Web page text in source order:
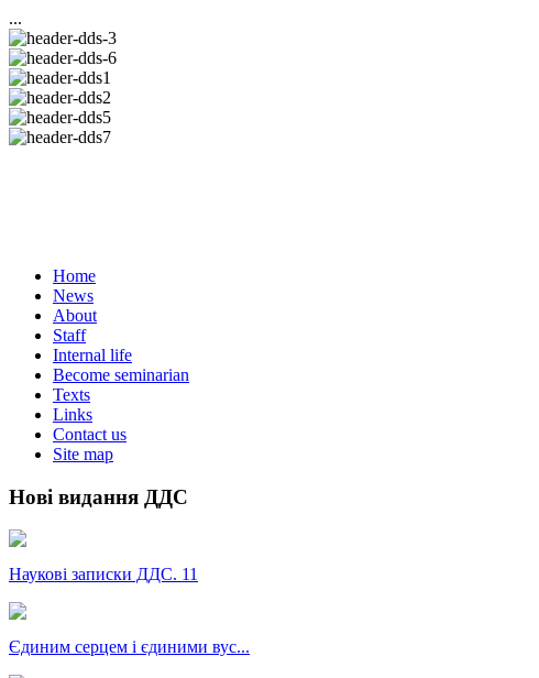
...
Home
News
About
Staff
Internal life
Become seminarian
Texts
Links
Contact us
Site map
Нові видання ДДС
Наукові записки ДДС. 11
Єдиним серцем і єдиними вус...